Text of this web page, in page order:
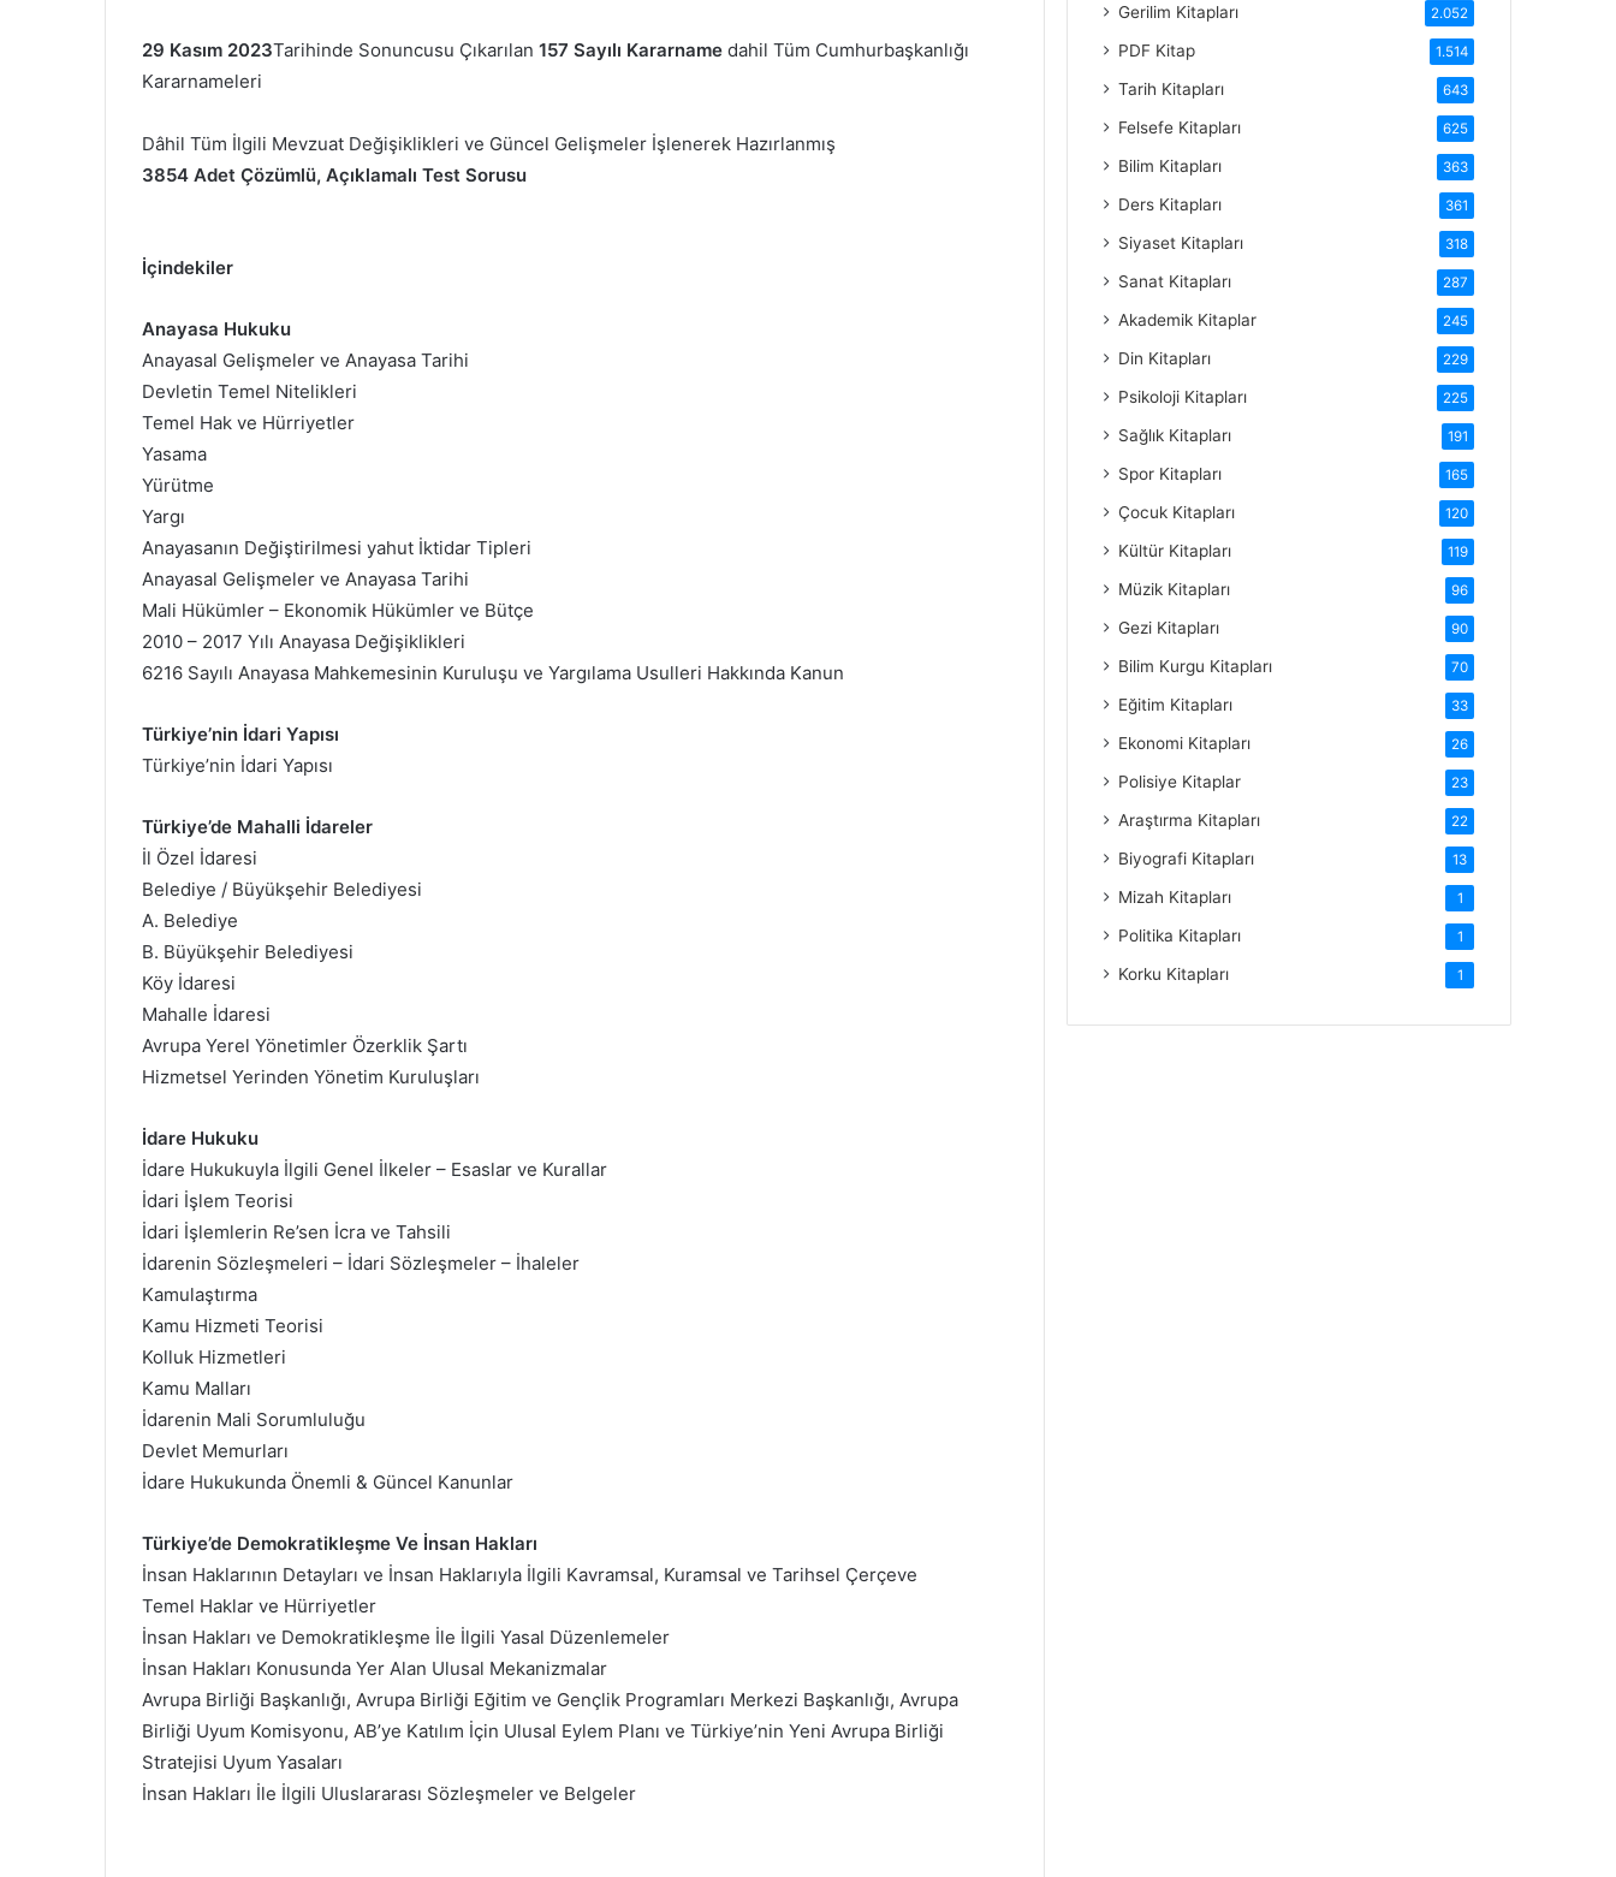
29 Kasım 2023Tarihinde Sonuncusu Çıkarılan 157 Sayılı Kararname dahil Tüm Cumhurbaşkanlığı
Kararnameleri
Dâhil Tüm İlgili Mevzuat Değişiklikleri ve Güncel Gelişmeler İşlenerek Hazırlanmış
3854 Adet Çözümlü, Açıklamalı Test Sorusu
İçindekiler
Anayasa Hukuku
Anayasal Gelişmeler ve Anayasa Tarihi
Devletin Temel Nitelikleri
Temel Hak ve Hürriyetler
Yasama
Yürütme
Yargı
Anayasanın Değiştirilmesi yahut İktidar Tipleri
Anayasal Gelişmeler ve Anayasa Tarihi
Mali Hükümler – Ekonomik Hükümler ve Bütçe
2010 – 2017 Yılı Anayasa Değişiklikleri
6216 Sayılı Anayasa Mahkemesinin Kuruluşu ve Yargılama Usulleri Hakkında Kanun
Türkiye’nin İdari Yapısı
Türkiye’nin İdari Yapısı
Türkiye’de Mahalli İdareler
İl Özel İdaresi
Belediye / Büyükşehir Belediyesi
A. Belediye
B. Büyükşehir Belediyesi
Köy İdaresi
Mahalle İdaresi
Avrupa Yerel Yönetimler Özerklik Şartı
Hizmetsel Yerinden Yönetim Kuruluşları
İdare Hukuku
İdare Hukukuyla İlgili Genel İlkeler – Esaslar ve Kurallar
İdari İşlem Teorisi
İdari İşlemlerin Re’sen İcra ve Tahsili
İdarenin Sözleşmeleri – İdari Sözleşmeler – İhaleler
Kamulaştırma
Kamu Hizmeti Teorisi
Kolluk Hizmetleri
Kamu Malları
İdarenin Mali Sorumluluğu
Devlet Memurları
İdare Hukukunda Önemli & Güncel Kanunlar
Türkiye’de Demokratikleşme Ve İnsan Hakları
İnsan Haklarının Detayları ve İnsan Haklarıyla İlgili Kavramsal, Kuramsal ve Tarihsel Çerçeve
Temel Haklar ve Hürriyetler
İnsan Hakları ve Demokratikleşme İle İlgili Yasal Düzenlemeler
İnsan Hakları Konusunda Yer Alan Ulusal Mekanizmalar
Avrupa Birliği Başkanlığı, Avrupa Birliği Eğitim ve Gençlik Programları Merkezi Başkanlığı, Avrupa
Birliği Uyum Komisyonu, AB’ye Katılım İçin Ulusal Eylem Planı ve Türkiye’nin Yeni Avrupa Birliği
Stratejisi Uyum Yasaları
İnsan Hakları İle İlgili Uluslararası Sözleşmeler ve Belgeler
Gerilim Kitapları 2.052
PDF Kitap 1.514
Tarih Kitapları 643
Felsefe Kitapları 625
Bilim Kitapları 363
Ders Kitapları 361
Siyaset Kitapları 318
Sanat Kitapları 287
Akademik Kitaplar 245
Din Kitapları 229
Psikoloji Kitapları 225
Sağlık Kitapları 191
Spor Kitapları 165
Çocuk Kitapları 120
Kültür Kitapları 119
Müzik Kitapları 96
Gezi Kitapları 90
Bilim Kurgu Kitapları 70
Eğitim Kitapları 33
Ekonomi Kitapları 26
Polisiye Kitaplar 23
Araştırma Kitapları 22
Biyografi Kitapları 13
Mizah Kitapları 1
Politika Kitapları 1
Korku Kitapları 1